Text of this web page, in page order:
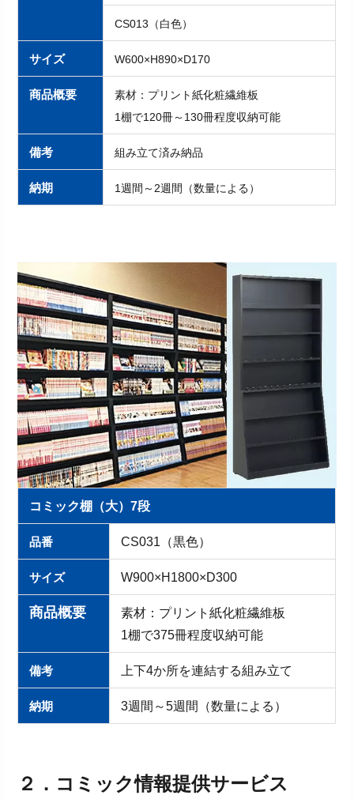
CS013（白色）
サイズ W600×H890×D170
商品概要
素材：プリント紙化粧繊維板
1棚で120冊～130冊程度収納可能
備考 組み立て済み納品
納期 1週間～2週間（数量による）
コミック棚（大）7段
品番 CS031（黒色）
サイズ W900×H1800×D300
商品概要
素材：プリント紙化粧繊維板
1棚で375冊程度収納可能
備考 上下4か所を連結する組み立て
納期 3週間～5週間（数量による）
２．コミック情報提供サービス